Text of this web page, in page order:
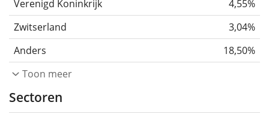
Verenigd Koninkrijk
4,55%
Zwitserland
3,04%
Anders
18,50%
Toon meer
Sectoren